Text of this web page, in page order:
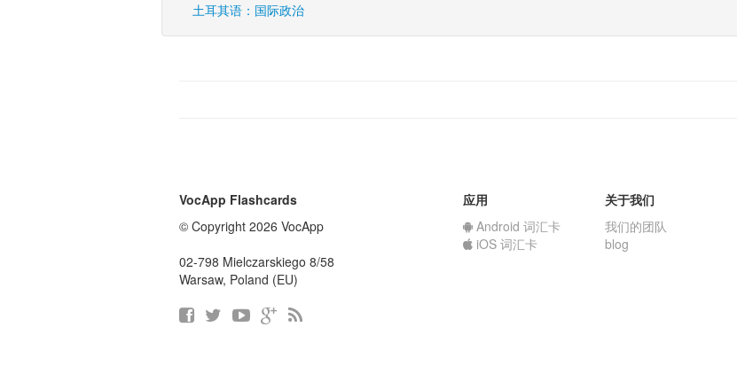
土耳其语：国际政治
VocApp Flashcards
© Copyright 2026 VocApp
02-798 Mielczarskiego 8/58
Warsaw, Poland (EU)
应用
Android 词汇卡
iOS 词汇卡
关于我们
我们的团队
blog